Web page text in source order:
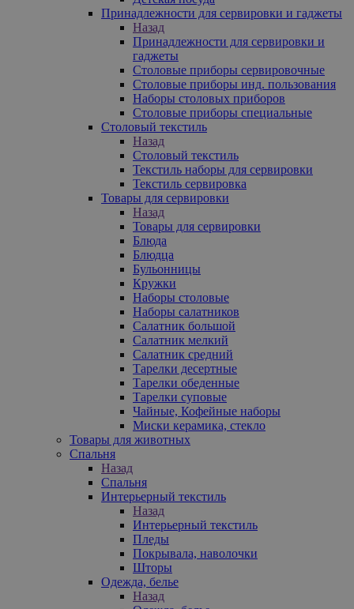
Принадлежности для сервировки и гаджеты
Назад
Принадлежности для сервировки и
гаджеты
Столовые приборы сервировочные
Столовые приборы инд. пользования
Наборы столовых приборов
Столовые приборы специальные
Столовый текстиль
Назад
Столовый текстиль
Текстиль наборы для сервировки
Текстиль сервировка
Товары для сервировки
Назад
Товары для сервировки
Блюда
Блюдца
Бульонницы
Кружки
Наборы столовые
Наборы салатников
Салатник большой
Салатник мелкий
Салатник средний
Тарелки десертные
Тарелки обеденные
Тарелки суповые
Чайные, Кофейные наборы
Миски керамика, стекло
Товары для животных
Спальня
Назад
Спальня
Интерьерный текстиль
Назад
Интерьерный текстиль
Пледы
Покрывала, наволочки
Шторы
Одежда, белье
Назад